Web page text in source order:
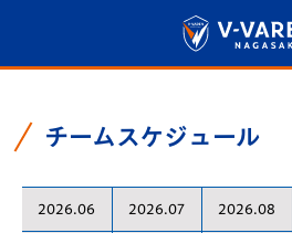
チームスケジュール
2026.06 2026.07 2026.08